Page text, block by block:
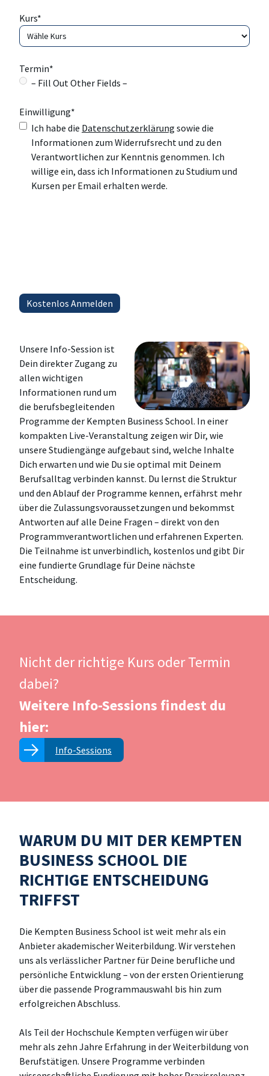
Kurs*
Termin*
– Fill Out Other Fields –
Einwilligung*
Ich habe die Datenschutzerklärung sowie die
Informationen zum Widerrufsrecht und zu den
Verantwortlichen zur Kenntnis genommen. Ich
willige ein, dass ich Informationen zu Studium und
Kursen per Email erhalten werde.
Unsere Info-Session ist
Dein direkter Zugang zu
allen wichtigen
Informationen rund um
die berufsbegleitenden
Programme der Kempten Business School. In einer
kompakten Live-Veranstaltung zeigen wir Dir, wie
unsere Studiengänge aufgebaut sind, welche Inhalte
Dich erwarten und wie Du sie optimal mit Deinem
Berufsalltag verbinden kannst. Du lernst die Struktur
und den Ablauf der Programme kennen, erfährst mehr
über die Zulassungsvoraussetzungen und bekommst
Antworten auf alle Deine Fragen – direkt von den
Programmverantwortlichen und erfahrenen Experten.
Die Teilnahme ist unverbindlich, kostenlos und gibt Dir
eine fundierte Grundlage für Deine nächste
Entscheidung.
Nicht der richtige Kurs oder Termin
dabei?
Weitere Info-Sessions findest du
hier:
Info-Sessions
WARUM DU MIT DER KEMPTEN
BUSINESS SCHOOL DIE
RICHTIGE ENTSCHEIDUNG
TRIFFST
Die Kempten Business School ist weit mehr als ein
Anbieter akademischer Weiterbildung. Wir verstehen
uns als verlässlicher Partner für Deine berufliche und
persönliche Entwicklung – von der ersten Orientierung
über die passende Programmauswahl bis hin zum
erfolgreichen Abschluss.
Als Teil der Hochschule Kempten verfügen wir über
mehr als zehn Jahre Erfahrung in der Weiterbildung von
Berufstätigen. Unsere Programme verbinden